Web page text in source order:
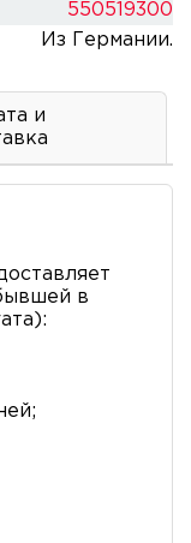
550519300
Из Германии.
и
в